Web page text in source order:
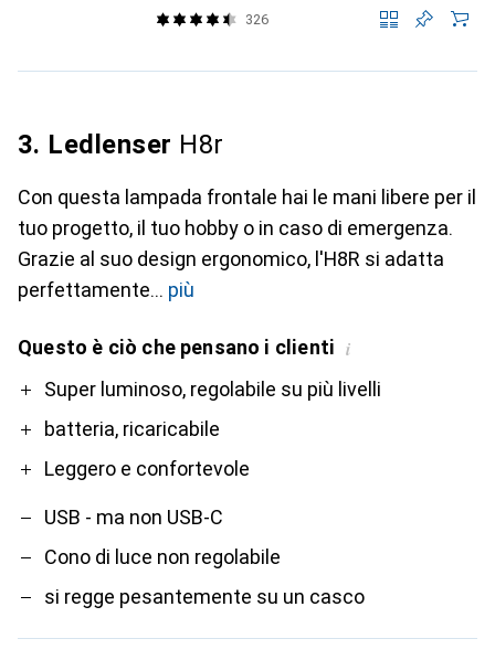
326
3. Ledlenser H8r
Con questa lampada frontale hai le mani libere per il
tuo progetto, il tuo hobby o in caso di emergenza.
Grazie al suo design ergonomico, l'H8R si adatta
perfettamente
più
Questo è ciò che pensano i clienti i
ProSuper luminoso, regolabile su più livelli
batteria, ricaricabile
Leggero e confortevole
Contro
USB - ma non USB-C
Cono di luce non regolabile
si regge pesantemente su un casco